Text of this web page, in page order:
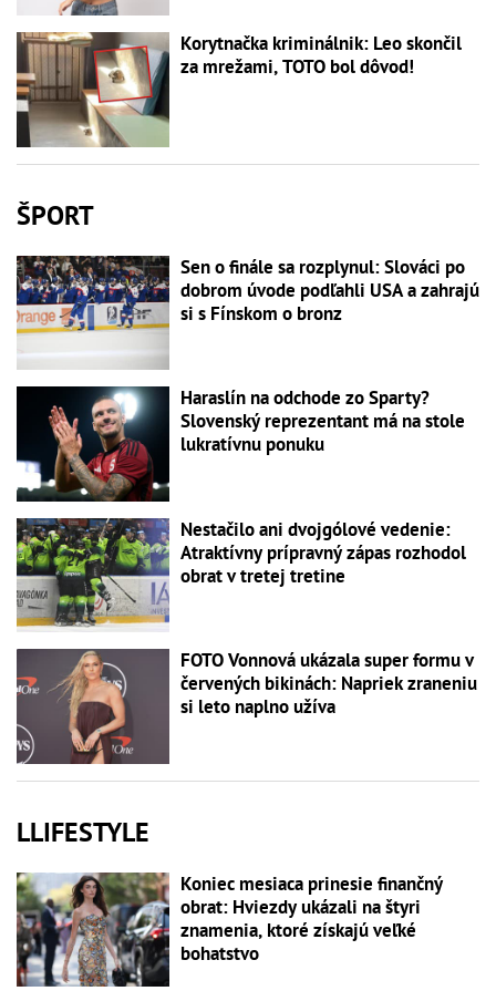
Korytnačka kriminálnik: Leo skončil
za mrežami, TOTO bol dôvod!
ŠPORT
Sen o finále sa rozplynul: Slováci po
dobrom úvode podľahli USA a zahrajú
si s Fínskom o bronz
Haraslín na odchode zo Sparty?
Slovenský reprezentant má na stole
lukratívnu ponuku
Nestačilo ani dvojgólové vedenie:
Atraktívny prípravný zápas rozhodol
obrat v tretej tretine
FOTO Vonnová ukázala super formu v
červených bikinách: Napriek zraneniu
si leto naplno užíva
LLIFESTYLE
Koniec mesiaca prinesie finančný
obrat: Hviezdy ukázali na štyri
znamenia, ktoré získajú veľké
bohatstvo